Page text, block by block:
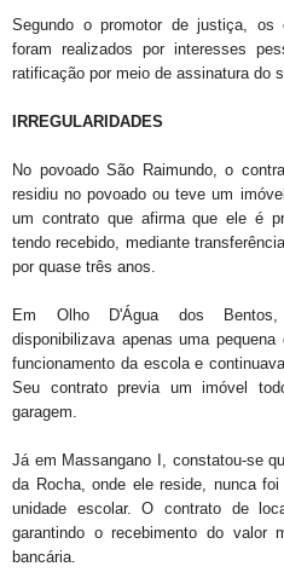
Segundo o promotor de justiça, os
foram realizados por interesses
ratificação por meio de assinatura do
IRREGULARIDADES
No povoado São Raimundo, o
residiu no povoado ou teve um
um contrato que afirma que ele é
tendo recebido, mediante
por quase três anos.
Em Olho D'Água dos Bentos,
disponibilizava apenas uma
funcionamento da escola e
Seu contrato previa um imóvel
garagem.
Já em Massangano I, constatou-se
da Rocha, onde ele reside, nunca
unidade escolar. O contrato de
garantindo o recebimento do valor
bancária.